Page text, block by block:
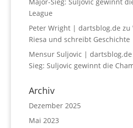
League
Peter Wright | dartsblog.de zu
Riesa und schreibt Geschichte
Mensur Suljovic | dartsblog.de
Sieg: Suljovic gewinnt die
Archiv
Dezember 2025
Mai 2023